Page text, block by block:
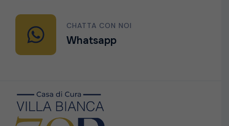
CHATTA CON NOI
Whatsapp